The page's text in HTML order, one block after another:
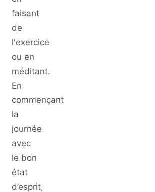
faisant
de
l'exercice
ou en
méditant.
En
commençant
la
journée
avec
le bon
état
d’esprit,